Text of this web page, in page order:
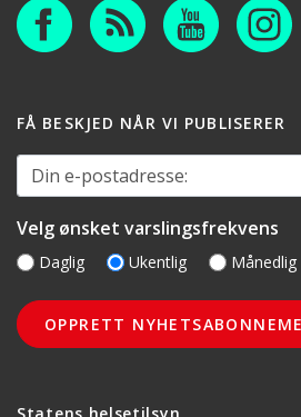
Statens helsetilsyn
FÅ BESKJED NÅR VI PUBLISERER
Din e-postadresse:
Velg ønsket varslingsfrekvens
Daglig Ukentlig Månedlig